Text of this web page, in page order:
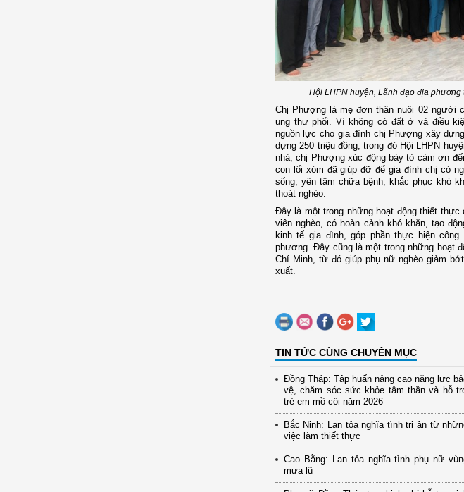
Hội LHPN huyện, Lãnh đạo địa
Chị Phượng là mẹ đơn thân nuôi 02 người
ung thư phổi. Vì không có đất ở và điều
nguồn lực cho gia đình chị Phượng xây
dựng 250 triệu đồng, trong đó Hội LHPN
nhà, chị Phượng xúc động bày tỏ cảm ơn
con lối xóm đã giúp đỡ để gia đình chị có
sống, yên tâm chữa bệnh, khắc phục khó
thoát nghèo.
Đây là một trong những hoạt động thiết thực
viên nghèo, có hoàn cảnh khó khăn, tạo
kinh tế gia đình, góp phần thực hiện
phương. Đây cũng là một trong những hoạt
Chí Minh, từ đó giúp phụ nữ nghèo giảm
xuất.
TIN TỨC CÙNG CHUYÊN MỤC
Đồng Tháp: Tập huấn nâng cao năng lực
vệ, chăm sóc sức khỏe tâm thần và hỗ
trẻ em mồ côi năm 2026
Bắc Ninh: Lan tỏa nghĩa tình tri ân từ
việc làm thiết thực
Cao Bằng: Lan tỏa nghĩa tình phụ nữ
mưa lũ